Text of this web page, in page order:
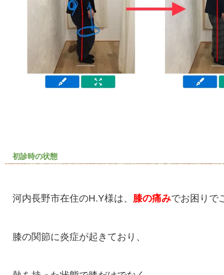
初診時の状態
河内長野市在住のH.Y様は、 膝の痛みでお困りで
膝の関節に炎症が起きており、